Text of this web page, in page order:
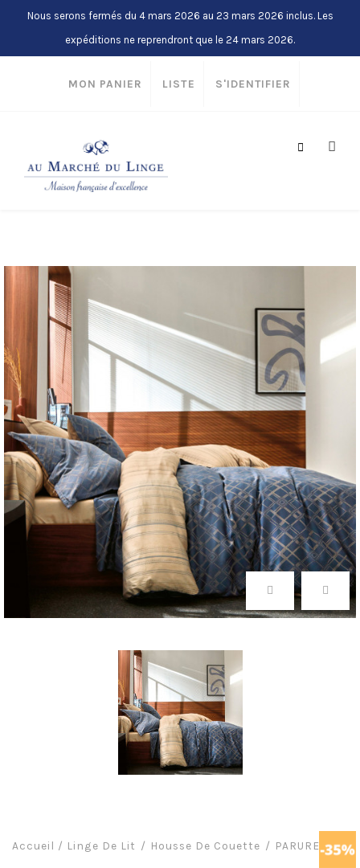
Nous serons fermés du 4 mars 2026 au 23 mars 2026 inclus. Les
expéditions ne reprendront que le 24 mars 2026.
MON PANIER LISTE S'IDENTIFIER
Accueil / Linge De Lit Housse De Couette PARURE SATIN